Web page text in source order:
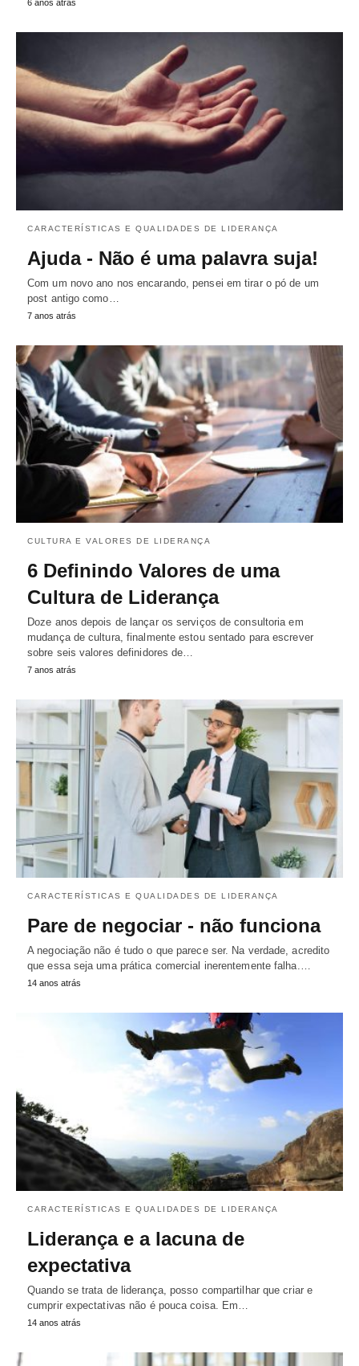
6 anos atrás
CARACTERÍSTICAS E QUALIDADES DE LIDERANÇA
Ajuda - Não é uma palavra suja!
Com um novo ano nos encarando, pensei em tirar o pó de um
post antigo como…
7 anos atrás
CULTURA E VALORES DE LIDERANÇA
6 Definindo Valores de uma
Cultura de Liderança
Doze anos depois de lançar os serviços de consultoria em
mudança de cultura, finalmente estou sentado para escrever
sobre seis valores definidores de…
7 anos atrás
CARACTERÍSTICAS E QUALIDADES DE LIDERANÇA
Pare de negociar - não funciona
A negociação não é tudo o que parece ser. Na verdade, acredito
que essa seja uma prática comercial inerentemente falha.…
14 anos atrás
CARACTERÍSTICAS E QUALIDADES DE LIDERANÇA
Liderança e a lacuna de
expectativa
Quando se trata de liderança, posso compartilhar que criar e
cumprir expectativas não é pouca coisa. Em…
14 anos atrás